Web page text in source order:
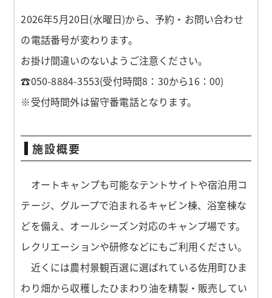
2026年5月20日(水曜日)から、予約・お問い合わせ
の電話番号が変わります。
お掛け間違いのないようご注意ください。
☎050-8884-3553(受付時間8：30から16：00)
※受付時間外は留守番電話となります。
施設概要
オートキャンプも可能なテントサイトや宿泊用コ
テージ、グループで泊まれるキャビン棟、浴室棟な
どを備え、オールシーズン対応のキャンプ場です。
レクリエーションや研修などにもご利用ください。
近くには農村景観百選に選ばれている佐用町ひま
わり畑から収穫したひまわり油を精製・販売してい